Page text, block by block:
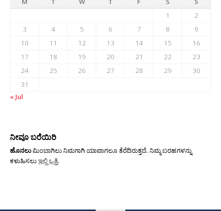
1
2
3
4 5 6 7 8
9
10
11 12 13 14 15
16
17
18 19 20 21 22
23
24
25 26 27 28 29
30
31
« Jul
ನೀವೂ ಬರೆಯಿರಿ
ಹೊನಲುಮಿಂಬಾಗಿಲು ನಿಮಗಾಗಿ ಯಾವಾಗಲೂ ತೆರೆದಿರುತ್ತದೆ. ನಿಮ್ಮ ಬರಹಗಳನ್ನು
ಕಳುಹಿಸಲುಇಲ್ಲಿ ಒತ್ತಿ.